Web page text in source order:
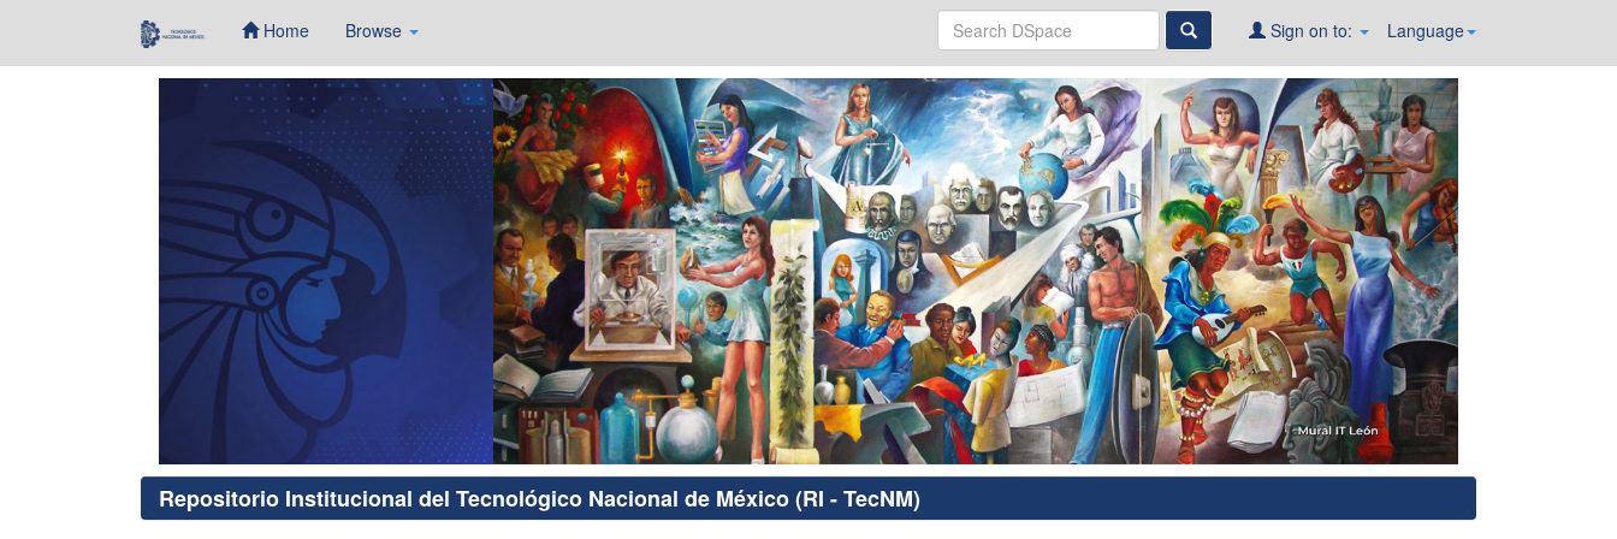
Home Browse Language
Sign on to:
Repositorio Institucional del Tecnológico Nacional de México (RI - TecNM)